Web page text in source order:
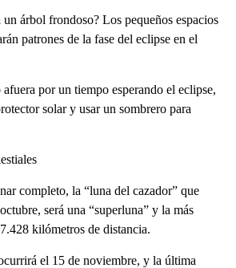
un árbol frondoso? Los pequeños espacios
patrones de la fase del eclipse en el
afuera por un tiempo esperando el eclipse,
solar y usar un sombrero para
completo, la “luna del cazador” que
será una “superluna” y la más
kilómetros de distancia.
el 15 de noviembre, y la última